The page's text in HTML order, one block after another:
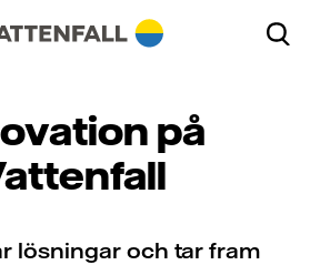
på
lösningar och tar fram